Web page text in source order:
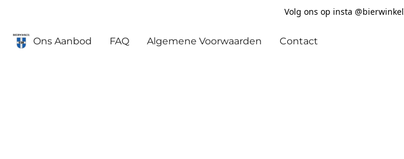
Volg ons op insta
Ons Aanbod FAQ Algemene Voorwaarden Contact